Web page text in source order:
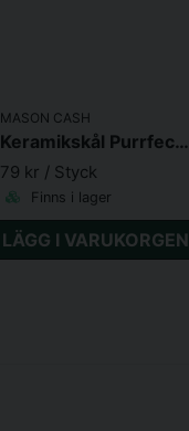
MASON CASH
Keramikskål Purrfect Cat
79 kr / Styck
Finns i lager
LÄGG I VARUKORGEN